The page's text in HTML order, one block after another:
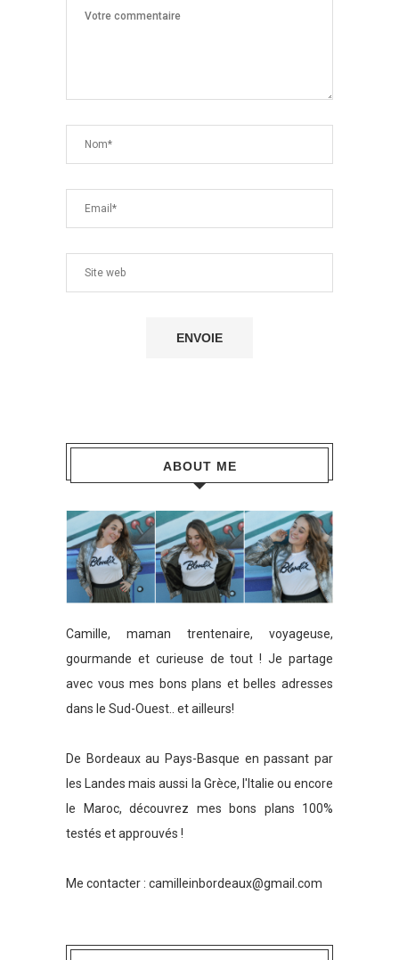
ABOUT ME
Camille, maman trentenaire, voyageuse,
gourmande et curieuse de tout ! Je partage
avec vous mes bons plans et belles adresses
dans le Sud-Ouest.. et ailleurs!
De Bordeaux au Pays-Basque en passant par
les Landes mais aussi la Grèce, l'Italie ou encore
le Maroc, découvrez mes bons plans 100%
testés et approuvés !
Me contacter : camilleinbordeaux@gmail.com